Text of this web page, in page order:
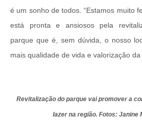
é um sonho de todos. “Estamos muito
está pronta e ansiosos pela
parque que é, sem dúvida, o nosso
mais qualidade de vida e valorização da
Revitalização do parque vai promover a
lazer na região. Fotos: Janine